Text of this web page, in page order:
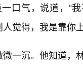
口气，说道，“
觉得，我是靠你
一沉。他知道，